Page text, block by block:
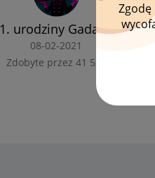
Zgodę
1. urodziny Gadane
‎08-02-2021
Zdobyte przez 41 520